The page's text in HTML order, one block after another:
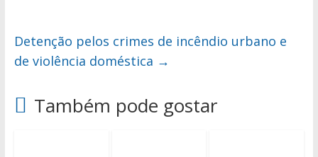
Detenção pelos crimes de incêndio urbano e
de violência doméstica →
Também pode gostar